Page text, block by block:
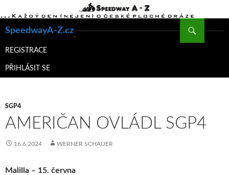
SpeedwayA-Z.cz
K
WEBU
REGISTRACE
PŘIHLÁSIT SE
SGP4
AMERIČAN OVLÁDL SGP4
16.6.2024 WERNER SCHAUER
Malilla – 15. června